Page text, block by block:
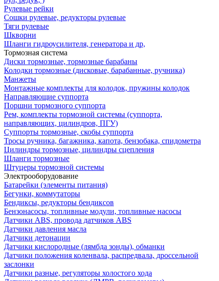
Рулевые рейки
Сошки рулевые, редукторы рулевые
Тяги рулевые
Шкворни
Шланги гидроусилителя, генератора и др,
Тормозная система
Диски тормозные, тормозные барабаны
Колодки тормозные (дисковые, барабанные, ручника)
Манжеты
Монтажные комплекты для колодок, пружины колодок
Направляющие суппорта
Поршни тормозного суппорта
Рем, комплекты тормозной системы (суппорта,
направляющих, цилиндров, ПГУ)
Суппорты тормозные, скобы суппорта
Тросы ручника, багажника, капота, бензобака, спидометра
Цилиндры тормозные, цилиндры сцепления
Шланги тормозные
Штуцеры тормозной системы
Электрооборудование
Батарейки (элементы питания)
Бегунки, коммутаторы
Бендиксы, редукторы бендиксов
Бензонасосы, топливные модули, топливные насосы
Датчики ABS, провода датчиков ABS
Датчики давления масла
Датчики детонации
Датчики кислородные (лямбда зонды), обманки
Датчики положения коленвала, распредвала, дроссельной
заслонки
Датчики разные, регуляторы холостого хода